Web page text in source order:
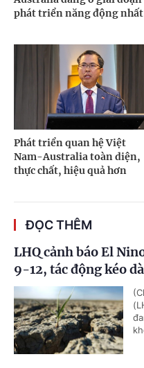
phát triển năng động nhất
Phát triển quan hệ Việt
Nam-Australia toàn diện,
thực chất, hiệu quả hơn
ĐỌC THÊM
LHQ cảnh báo El
9-12, tác động kéo